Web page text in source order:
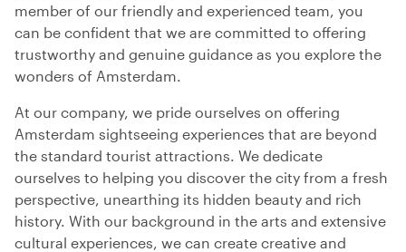
member of our friendly and experienced team, you
can be confident that we are committed to offering
trustworthy and genuine guidance as you explore the
wonders of Amsterdam.
At our company, we pride ourselves on offering
Amsterdam sightseeing experiences that are beyond
the standard tourist attractions. We dedicate
ourselves to helping you discover the city from a fresh
perspective, unearthing its hidden beauty and rich
history. With our background in the arts and extensive
cultural experiences, we can create creative and